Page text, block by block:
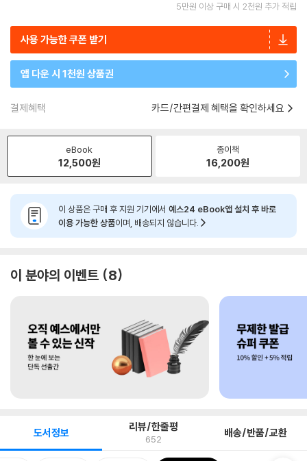
5만원 이상 구매 시 2천원 추가 적립
사용 가능한 쿠폰 받기
앱 다운 시 1천원 상품권
결제혜택 카드/간편결제 혜택을 확인하세요
eBook
12,500원
종이책
16,200원
이 상품은 구매 후 지원 기기에서 예스24 eBook앱 설치 후 바로
이용 가능한 상품이며, 배송되지 않습니다.
이 분야의 이벤트 8
도서정보 리뷰/한줄평
652 배송/반품/교환